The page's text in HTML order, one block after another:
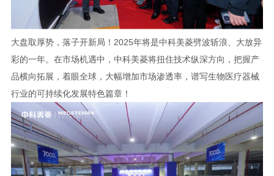
大盘取厚势，落子开新局！2025年将是中科美菱劈波斩浪、大放异
彩的一年。在市场机遇中，中科美菱将扭住技术纵深方向，把握产
品横向拓展，着眼全球，大幅增加市场渗透率，谱写生物医疗器械
行业的可持续化发展特色篇章！